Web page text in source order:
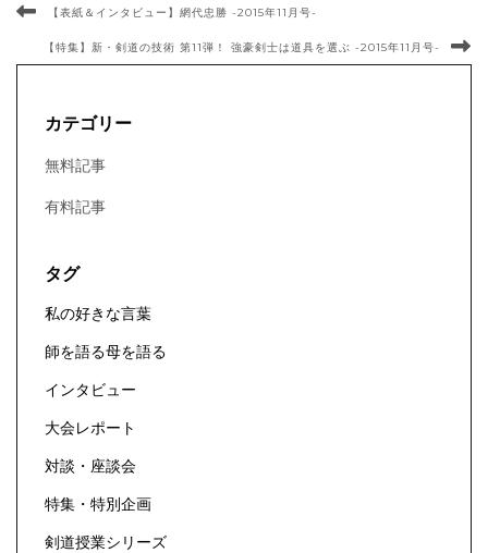
【表紙＆インタビュー】網代忠勝 -2015年11月号-
【特集】新・剣道の技術 第11弾！ 強豪剣士は道具を選ぶ -2015年11月号-
カテゴリー
無料記事
有料記事
タグ
私の好きな言葉
師を語る母を語る
インタビュー
大会レポート
対談・座談会
特集・特別企画
剣道授業シリーズ